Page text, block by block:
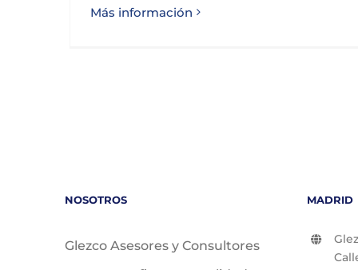
Más información
NOSOTROS
Glezco Asesores y Consultores
MADRID